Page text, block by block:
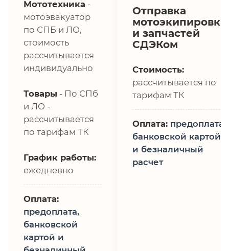
Мототехника -
мотоэвакуатор
по СПБ и ЛО,
стоимость
рассчитывается
индивидуально
Товары - По СПб
и ЛО -
рассчитывается
по тарифам ТК
График работы:
ежедневно
Оплата:
предоплата,
банковской
картой и
Отправка
мотоэкипировки
и запчастей
СДЭКом
Стоимость:
рассчитывается по
тарифам ТК
Оплата: предоплата,
банковской картой
и безналичный
расчет